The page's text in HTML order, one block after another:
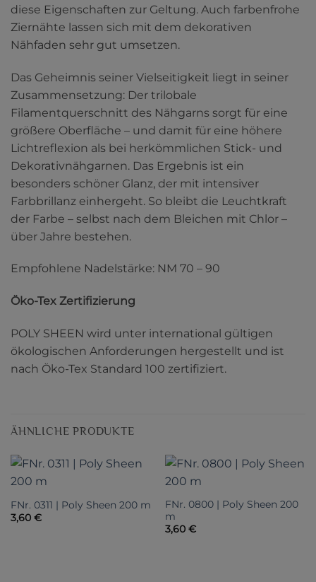
diese Eigenschaften zur Geltung. Auch farbenfrohe
Ziernähte lassen sich mit dem dekorativen
Nähfaden sehr gut umsetzen.
Das Geheimnis seiner Vielseitigkeit liegt in seiner
Zusammensetzung: Der trilobale
Filamentquerschnitt des Nähgarns sorgt für eine
größere Oberfläche – und damit für eine höhere
Lichtreflexion als bei herkömmlichen Stick- und
Dekorativnähgarnen. Das Ergebnis ist ein
besonders schöner Glanz, der mit intensiver
Farbbrillanz einhergeht. So bleibt die Leuchtkraft
der Farbe – selbst nach dem Bleichen mit Chlor –
über Jahre bestehen.
Empfohlene Nadelstärke: NM 70 – 90
Öko-Tex Zertifizierung
POLY SHEEN wird unter international gültigen
ökologischen Anforderungen hergestellt und ist
nach Öko-Tex Standard 100 zertifiziert.
ÄHNLICHE PRODUKTE
FNr. 0311 | Poly Sheen 200 m
3,60 €
FNr. 0800 | Poly Sheen 200
m
3,60 €